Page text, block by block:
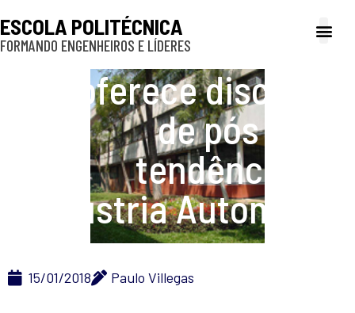
ESCOLA POLITÉCNICA
FORMANDO ENGENHEIROS E LÍDERES
Poli oferece disciplina
de pós sobre
tendências da
Indústria Automotiva
15/01/2018 Paulo Villegas